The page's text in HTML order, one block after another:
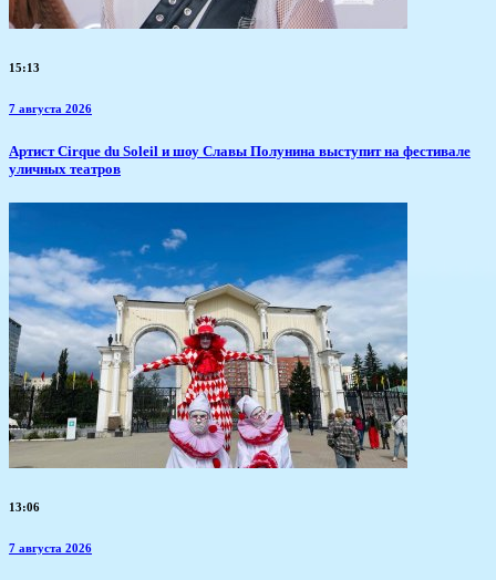
15:13
7 августа 2026
Артист Cirque du Soleil и шоу Славы Полунина выступит на фестивале
уличных театров
13:06
7 августа 2026